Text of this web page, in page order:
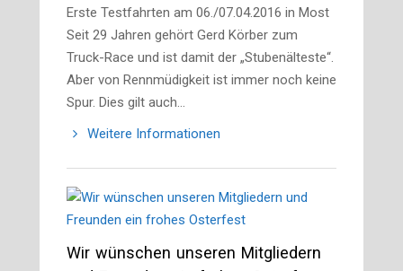
Erste Testfahrten am 06./07.04.2016 in Most
Seit 29 Jahren gehört Gerd Körber zum
Truck-Race und ist damit der „Stubenälteste“.
Aber von Rennmüdigkeit ist immer noch keine
Spur. Dies gilt auch…
Weitere Informationen
Wir wünschen unseren Mitgliedern